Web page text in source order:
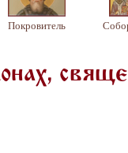
Покровитель